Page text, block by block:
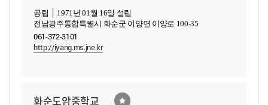
공립 │ 1971년 01월 16일 설립
전남광주통합특별시 화순군 이양면 이양로 100-35
061-372-3101
http://iyang.ms.jne.kr
화순도암중학교